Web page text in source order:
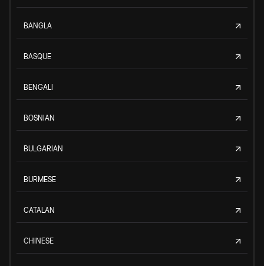
BANGLA
BASQUE
BENGALI
BOSNIAN
BULGARIAN
BURMESE
CATALAN
CHINESE